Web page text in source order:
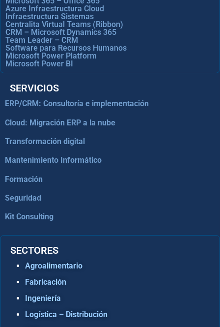
Azure Infraestructura Cloud
Infraestructura Sistemas
Centralita Virtual Teams (Ribbon)
CRM – Microsoft Dynamics 365
Team Leader – CRM
Software para Recursos Humanos
Microsoft Power Platform
Microsoft Power BI
SERVICIOS
ERP/CRM: Consultoría e implementación
Cloud: Migración ERP a la nube
Transformación digital
Mantenimiento Informático
Formación
Seguridad
Kit Consulting
SECTORES
Agroalimentario
Fabricación
Ingeniería
Logística – Distribución